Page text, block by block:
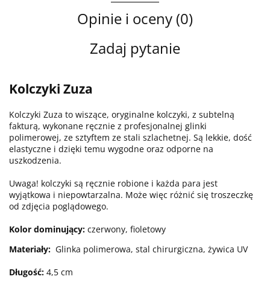
Opinie i oceny (0)
Zadaj pytanie
Kolczyki Zuza
Kolczyki Zuza to wiszące, oryginalne kolczyki, z subtelną
fakturą, wykonane ręcznie z profesjonalnej glinki
polimerowej, ze sztyftem ze stali szlachetnej. Są lekkie, dość
elastyczne i dzięki temu wygodne oraz odporne na
uszkodzenia.
Uwaga! kolczyki są ręcznie robione i każda para jest
wyjątkowa i niepowtarzalna. Może więc różnić się troszeczkę
od zdjęcia poglądowego.
Kolor dominujący: czerwony, fioletowy
Materiały: Glinka polimerowa, stal chirurgiczna, żywica UV
Długość: 4,5 cm